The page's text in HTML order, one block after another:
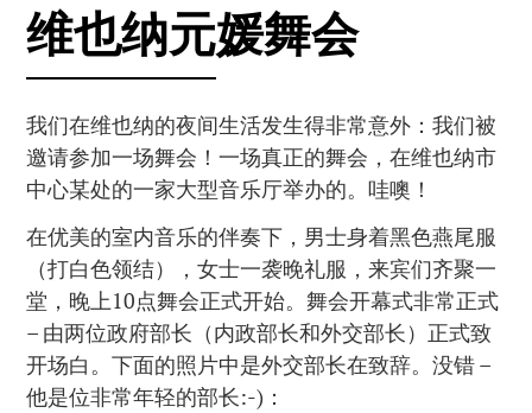
维也纳元媛舞会
我们在维也纳的夜间生活发生得非常意外：我们被
邀请参加一场舞会！一场真正的舞会，在维也纳市
中心某处的一家大型音乐厅举办的。哇噢！
在优美的室内音乐的伴奏下，男士身着黑色燕尾服
（打白色领结），女士一袭晚礼服，来宾们齐聚一
堂，晚上10点舞会正式开始。舞会开幕式非常正式
– 由两位政府部长（内政部长和外交部长）正式致
开场白。下面的照片中是外交部长在致辞。没错 –
他是位非常年轻的部长:-)：